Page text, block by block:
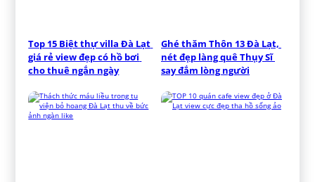
Top 15 Biệt thự villa Đà Lạt
giá rẻ view đẹp có hồ bơi
cho thuê ngắn ngày
Ghé thăm Thôn 13 Đà Lạt,
nét đẹp làng quê Thụy Sĩ
say đắm lòng người